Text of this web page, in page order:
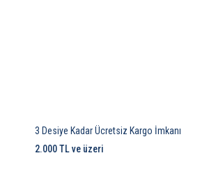
3 Desiye Kadar Ücretsiz Kargo İmkanı
2.000 TL ve üzeri